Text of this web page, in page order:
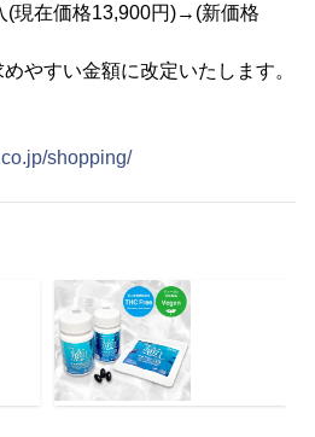
(現在価格13,900円)→(新価格
やすい金額に改定いたします。
shopping/